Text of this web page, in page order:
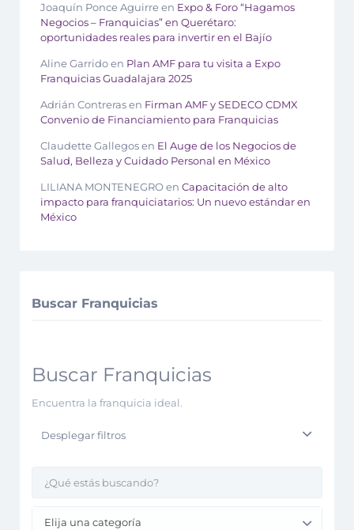
Joaquín Ponce Aguirreen Expo & Foro “Hagamos
Negocios – Franquicias” en Querétaro:
oportunidades reales para invertir en el Bajío
Aline Garridoen Plan AMF para tu visita a Expo
Franquicias Guadalajara 2025
Adrián Contrerasen Firman AMF y SEDECO CDMX
Convenio de Financiamiento para Franquicias
Claudette Gallegosen El Auge de los Negocios de
Salud, Belleza y Cuidado Personal en México
LILIANA MONTENEGROen Capacitación de alto
impacto para franquiciatarios: Un nuevo estándar en
México
Buscar Franquicias
Buscar Franquicias
Encuentra la franquicia ideal.
Desplegar filtros
Elija una categoría